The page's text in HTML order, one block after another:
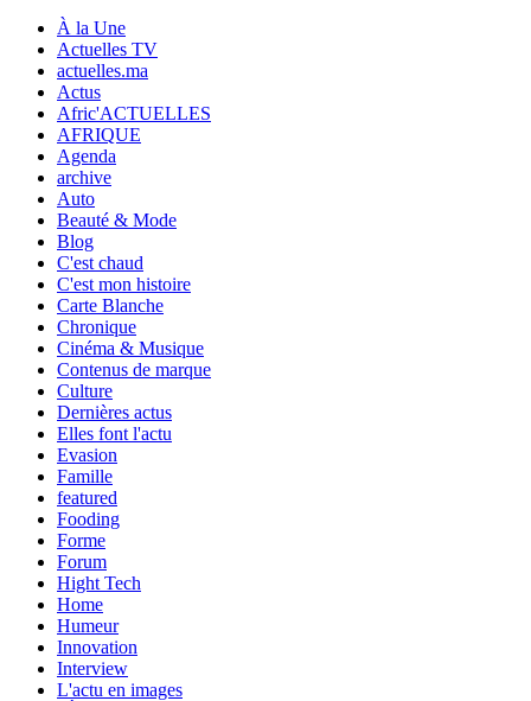
À la Une
Actuelles TV
actuelles.ma
Actus
Afric'ACTUELLES
AFRIQUE
Agenda
archive
Auto
Beauté & Mode
Blog
C'est chaud
C'est mon histoire
Carte Blanche
Chronique
Cinéma & Musique
Contenus de marque
Culture
Dernières actus
Elles font l'actu
Evasion
Famille
featured
Fooding
Forme
Forum
Hight Tech
Home
Humeur
Innovation
Interview
L'actu en images